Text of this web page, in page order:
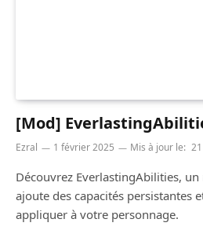
[Mod]
Ezral 1 février 2025 Mis à jour le:
Découvrez EverlastingAbilities,
ajoute des capacités persistantes
appliquer à votre personnage.